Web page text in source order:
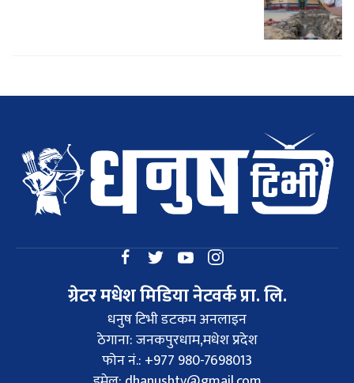
ग्रेटर मधेश मिडिया नेटवर्क प्रा. लि.
धनुष टिभी डटकम अनलाइन
ठेगाना: जनकपुरधाम,मधेश प्रदेश
फोन नं.: +977 980-7698013